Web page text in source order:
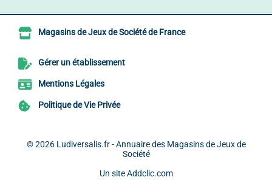
Magasins de Jeux de Société de France
Gérer un établissement
Mentions Légales
Politique de Vie Privée
© 2026 Ludiversalis.fr - Annuaire des Magasins de Jeux de
Société
Un site Addclic.com